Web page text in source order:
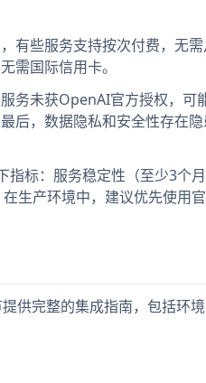
有些服务支持按次付费，无
需国际信用卡。
务未获OpenAI官方授权，可
后，数据隐私和安全性存在
标：服务稳定性（至少3个月
生产环境中，建议优先使用
供完整的集成指南，包括环